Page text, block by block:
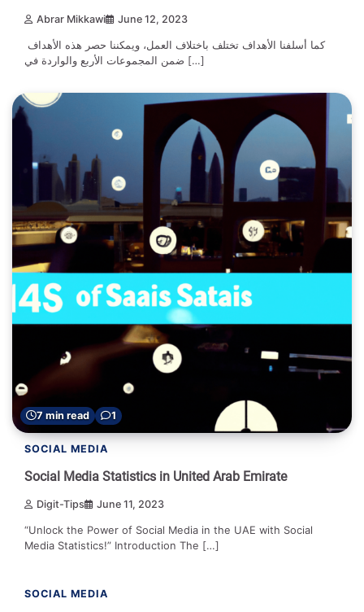
Abrar Mikkawi June 12, 2023
ضمن المجموعات الأربع والواردة في […]
7 min read 1
SOCIAL MEDIA
Social Media Statistics in United Arab Emirate
Digit-Tips June 11, 2023
“Unlock the Power of Social Media in the UAE with Social
Media Statistics!” Introduction The […]
SOCIAL MEDIA